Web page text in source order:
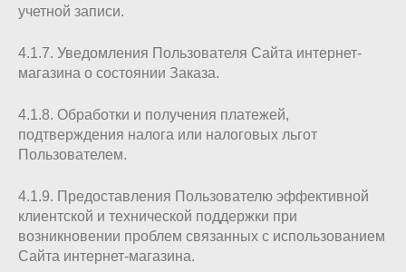
учетной записи.
4.1.7. Уведомления Пользователя Сайта интернет-
магазина о состоянии Заказа.
4.1.8. Обработки и получения платежей,
подтверждения налога или налоговых льгот
Пользователем.
4.1.9. Предоставления Пользователю эффективной
клиентской и технической поддержки при
возникновении проблем связанных с использованием
Сайта интернет-магазина.